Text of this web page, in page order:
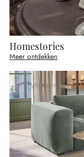
Homestories
Meer ontdekken